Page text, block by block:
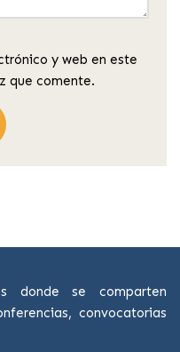
y web en este
que comente.
donde se comparten
convocatorias